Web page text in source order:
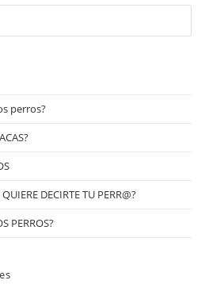
perros?
DECIRTE TU PERR@?
PERROS?